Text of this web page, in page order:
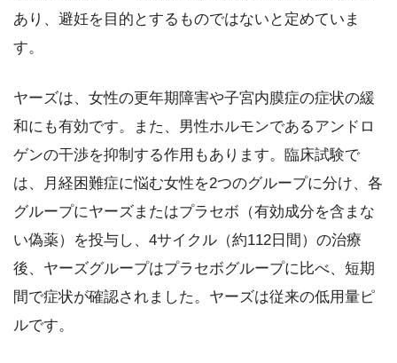
あり、避妊を目的とするものではないと定めていま
す。
ヤーズは、女性の更年期障害や子宮内膜症の症状の緩
和にも有効です。また、男性ホルモンであるアンドロ
ゲンの干渉を抑制する作用もあります。臨床試験で
は、月経困難症に悩む女性を2つのグループに分け、各
グループにヤーズまたはプラセボ（有効成分を含まな
い偽薬）を投与し、4サイクル（約112日間）の治療
後、ヤーズグループはプラセボグループに比べ、短期
間で症状が確認されました。ヤーズは従来の低用量ピ
ルです。